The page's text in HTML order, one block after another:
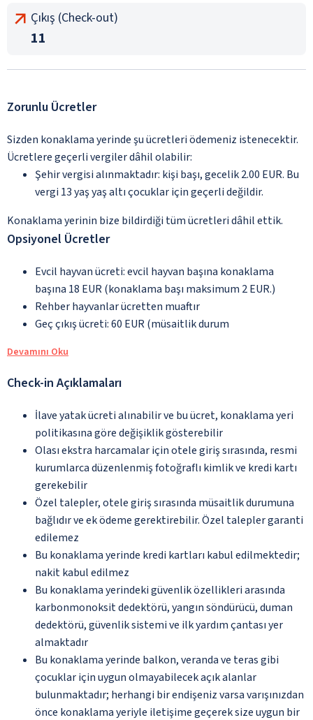
Çıkış (Check-out)
11
Zorunlu Ücretler
Sizden konaklama yerinde şu ücretleri ödemeniz istenecektir.
Ücretlere geçerli vergiler dâhil olabilir:
Şehir vergisi alınmaktadır: kişi başı, gecelik 2.00 EUR. Bu
vergi 13 yaş yaş altı çocuklar için geçerli değildir.
Konaklama yerinin bize bildirdiği tüm ücretleri dâhil ettik.
Opsiyonel Ücretler
Evcil hayvan ücreti: evcil hayvan başına konaklama
başına 18 EUR (konaklama başı maksimum 2 EUR.)
Rehber hayvanlar ücretten muaftır
Geç çıkış ücreti: 60 EUR (müsaitlik durum
Devamını Oku
Check-in Açıklamaları
İlave yatak ücreti alınabilir ve bu ücret, konaklama yeri
politikasına göre değişiklik gösterebilir
Olası ekstra harcamalar için otele giriş sırasında, resmi
kurumlarca düzenlenmiş fotoğraflı kimlik ve kredi kartı
gerekebilir
Özel talepler, otele giriş sırasında müsaitlik durumuna
bağlıdır ve ek ödeme gerektirebilir. Özel talepler garanti
edilemez
Bu konaklama yerinde kredi kartları kabul edilmektedir;
nakit kabul edilmez
Bu konaklama yerindeki güvenlik özellikleri arasında
karbonmonoksit dedektörü, yangın söndürücü, duman
dedektörü, güvenlik sistemi ve ilk yardım çantası yer
almaktadır
Bu konaklama yerinde balkon, veranda ve teras gibi
çocuklar için uygun olmayabilecek açık alanlar
bulunmaktadır; herhangi bir endişeniz varsa varışınızdan
önce konaklama yeriyle iletişime geçerek size uygun bir